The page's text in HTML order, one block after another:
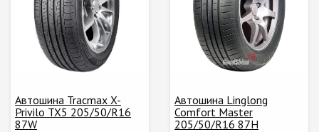
Автошина Tracmax X-
Privilo TX5 205/50/R16
87W
Автошина Linglong
Comfort Master
205/50/R16 87H